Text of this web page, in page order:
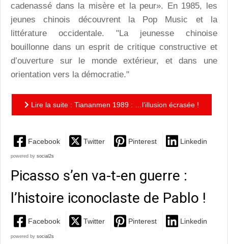
cadenassé dans la misère et la peur». En 1985, les
jeunes chinois découvrent la Pop Music et la
littérature occidentale. "La jeunesse chinoise
bouillonne dans un esprit de critique constructive et
d’ouverture sur le monde extérieur, et dans une
orientation vers la démocratie."
Lire la suite : Tiananmen 1989 : …l’illusion écrasée !
Facebook Twitter Pinterest Linkedin
powered by social2s
Picasso s’en va-t-en guerre :
l’histoire iconoclaste de Pablo !
Facebook Twitter Pinterest Linkedin
powered by social2s